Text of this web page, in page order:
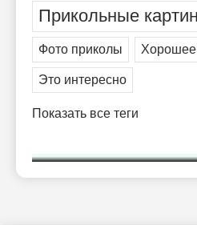
Прикольные
Фото приколы
Хорошее
Это интересно
Показать все теги